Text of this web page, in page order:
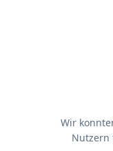
Wir
Nutzern